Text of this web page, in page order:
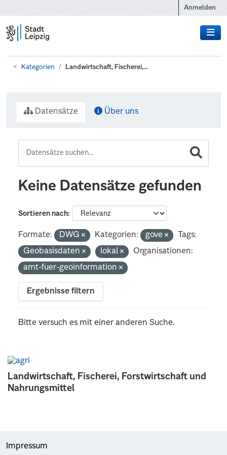
Anmelden
Kategorien Landwirtschaft, Fischerei,...
Landwirtschaft, Fischerei, Forstwirtschaft und
Nahrungsmittel
Datensätze Über uns
Keine Datensätze gefunden
Sortieren nach
Formate: DWG Kategorien: gove
Tags:
Geobasisdaten
lokal
Organisationen:
amt-fuer-geoinformation
Ergebnisse filtern
Bitte versuch es mit einer anderen Suche.
Impressum